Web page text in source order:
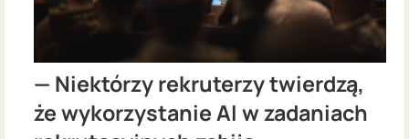
— Niektórzy rekruterzy twierdzą,
że wykorzystanie AI w zadaniach